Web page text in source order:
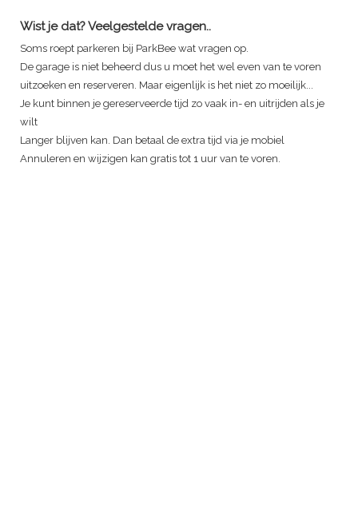
Wist je dat? Veelgestelde vragen..
Soms roept parkeren bij ParkBee wat vragen op.
De garage is niet beheerd dus u moet het wel even van te voren
uitzoeken en reserveren. Maar eigenlijk is het niet zo moeilijk...
Je kunt binnen je gereserveerde tijd zo vaak in- en uitrijden als je
wilt
Langer blijven kan. Dan betaal de extra tijd via je mobiel
Annuleren en wijzigen kan gratis tot 1 uur van te voren.